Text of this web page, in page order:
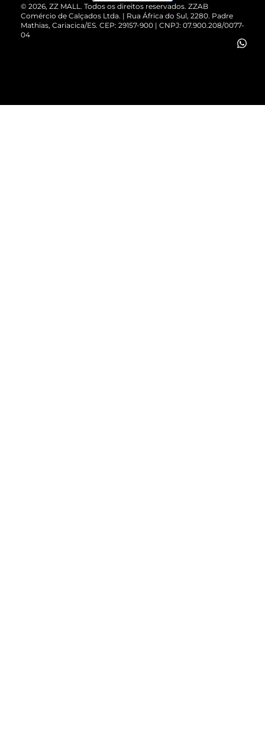
Cartão Presente
Vendas Corporativas
© 2026, ZZ MALL. Todos os direitos reservados. ZZAB
Comércio de Calçados Ltda. | Rua África do Sul, 2280. Padre
Mathias, Cariacica/ES. CEP: 29157-900 | CNPJ: 07.900.208/0077-
04